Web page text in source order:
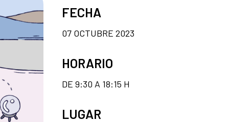
FECHA
07 OCTUBRE 2023
HORARIO
DE 9:30 A 18:15 H
LUGAR